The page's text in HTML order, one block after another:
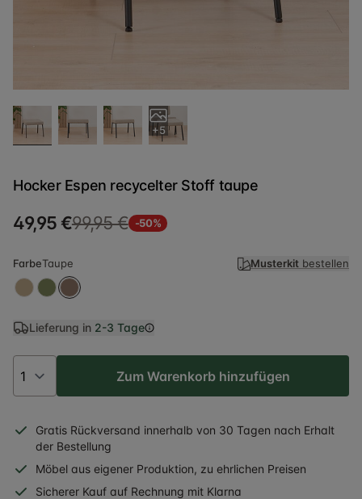
+5
Hocker Espen recycelter Stoff taupe
49,95 €99,95 € -50%
FarbeTaupe Musterkit bestellen
Lieferung in 2-3 Tage
Zum Warenkorb hinzufügen
Gratis Rückversand innerhalb von 30 Tagen nach Erhalt
der Bestellung
Möbel aus eigener Produktion, zu ehrlichen Preisen
Sicherer Kauf auf Rechnung mit Klarna